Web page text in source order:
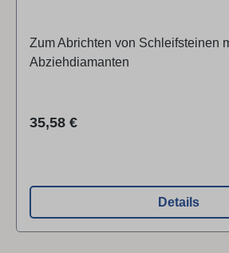
Zum Abrichten von Schleifsteinen
Abziehdiamanten
Regulärer Preis:
35,58 €
Details